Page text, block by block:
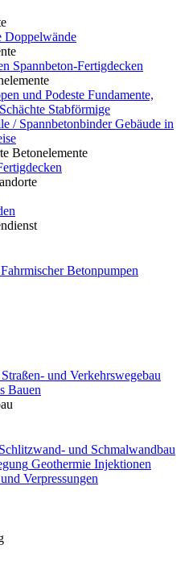
Doppelwände
Spannbeton-Fertigdecken
und Podeste Fundamente,
Stabförmige
/ Spannbetonbinder Gebäude in
Betonelemente
Fahrmischer Betonpumpen
Straßen- und Verkehrswegebau
Bauen
und Schmalwandbau
Geothermie Injektionen
Verpressungen